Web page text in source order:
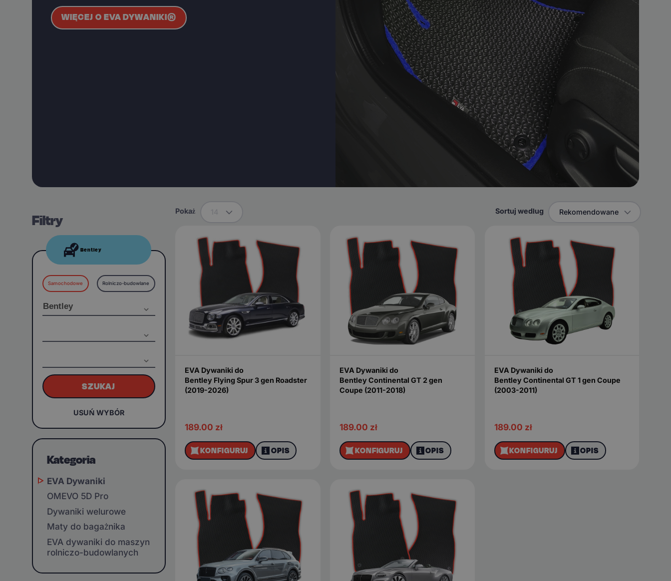
WIĘCEJ O EVA DYWANIKI®
Filtry
Bentley
Samochodowe Rolniczo-budowlane
SZUKAJ
USUŃ WYBÓR
Kategoria
EVA Dywaniki
OMEVO 5D Pro
Dywaniki welurowe
Maty do bagażnika
EVA dywaniki do maszyn
rolniczo-budowlanych
Pokaż Sortuj według Rekomendowane
EVA Dywaniki do
Bentley Flying Spur 3 gen Roadster
(2019-2026)
189.00 zł
KONFIGURUJ OPIS
EVA Dywaniki do
Bentley Continental GT 2 gen
Coupe (2011-2018)
189.00 zł
KONFIGURUJ OPIS
EVA Dywaniki do
Bentley Continental GT 1 gen Coupe
(2003-2011)
189.00 zł
KONFIGURUJ OPIS